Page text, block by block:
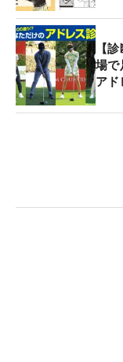
【
場で
アド